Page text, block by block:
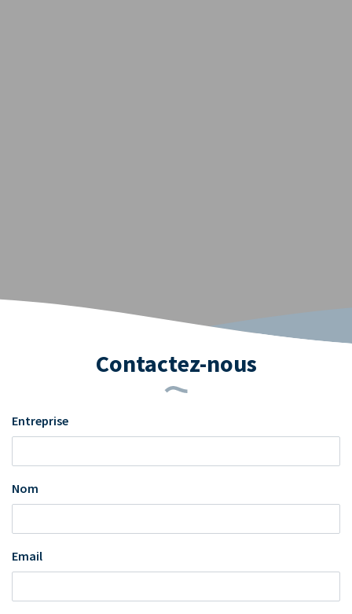
Contactez-nous
Entreprise
Nom
Email